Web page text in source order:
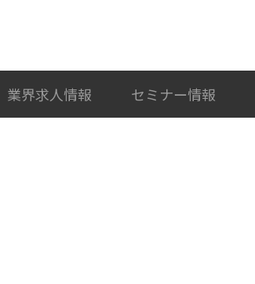
業界求人情報 セミナー情報